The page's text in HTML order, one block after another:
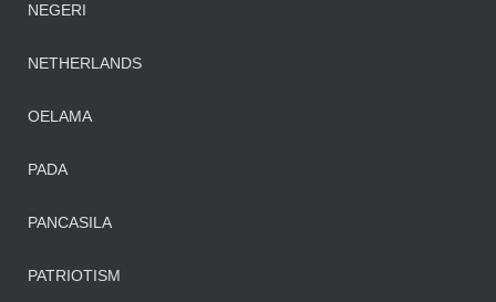
NEGERI
NETHERLANDS
OELAMA
PADA
PANCASILA
PATRIOTISM